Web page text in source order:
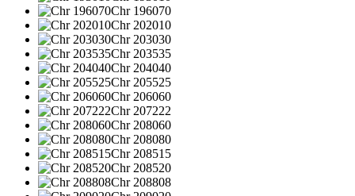
Chr 196070
Chr 202010
Chr 203030
Chr 203535
Chr 204040
Chr 205525
Chr 206060
Chr 207222
Chr 208060
Chr 208080
Chr 208515
Chr 208520
Chr 208808